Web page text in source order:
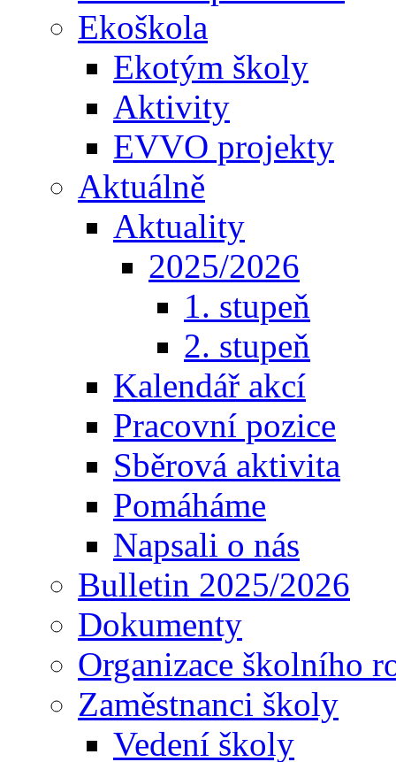
Ekoškola
Ekotým školy
Aktivity
EVVO projekty
Aktuálně
Aktuality
2025/2026
1. stupeň
2. stupeň
Kalendář akcí
Pracovní pozice
Sběrová aktivita
Pomáháme
Napsali o nás
Bulletin 2025/2026
Dokumenty
Organizace školního
Zaměstnanci školy
Vedení školy